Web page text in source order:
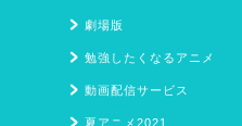
劇場版
勉強したくなるアニメ
動画配信サービス
夏アニメ2021